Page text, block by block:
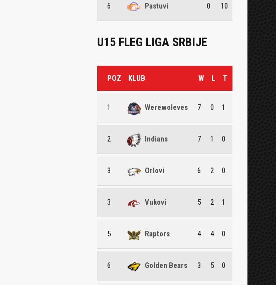
6 Pastuvi 0 10
U15 FLEG LIGA SRBIJE
POZ KLUB W L T
1 Werewoleves 7 0 1
2 Indians 7 1 0
3 Orlovi 6 2 0
3 Vukovi 5 2 1
5 Raptors 4 4 0
6 Golden Bears 3 5 0